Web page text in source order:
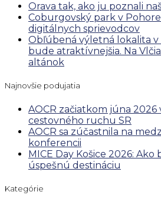
Orava tak, ako ju poznali
Coburgovský park v
digitálnych sprievodcov
Obľúbená výletná lokalita
bude atraktívnejšia. Na
altánok
Najnovšie podujatia
AOCR začiatkom júna
cestovného ruchu SR
AOCR sa zúčastnila na
konferencii
MICE Day Košice 2026:
úspešnú destináciu
Kategórie